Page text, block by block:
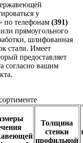
у
по телефонам (391)
прямоугольного
шлифованная
стали. Имеет
предоставляет
согласно вашим
Толщина
стенки
профильной